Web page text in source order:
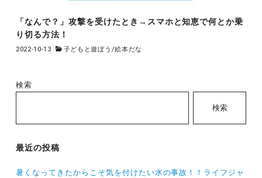
「なんで？」攻撃を受けたとき→スマホと知恵で何とか乗
り切る方法！
2022-10-13 子どもと遊ぼう /絵本だな
検索
検索
最近の投稿
暑くなってきたからこそ気を付けたい水の事故！！ライフジャ